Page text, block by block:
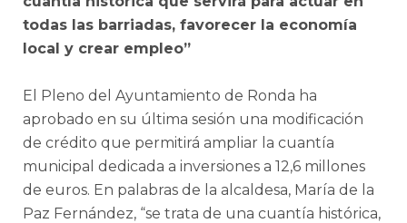
todas las barriadas, favorecer la economía
local y crear empleo”
El Pleno del Ayuntamiento de Ronda ha
aprobado en su última sesión una modificación
de crédito que permitirá ampliar la cuantía
municipal dedicada a inversiones a 12,6 millones
de euros. En palabras de la alcaldesa, María de la
Paz Fernández, “se trata de una cuantía histórica,